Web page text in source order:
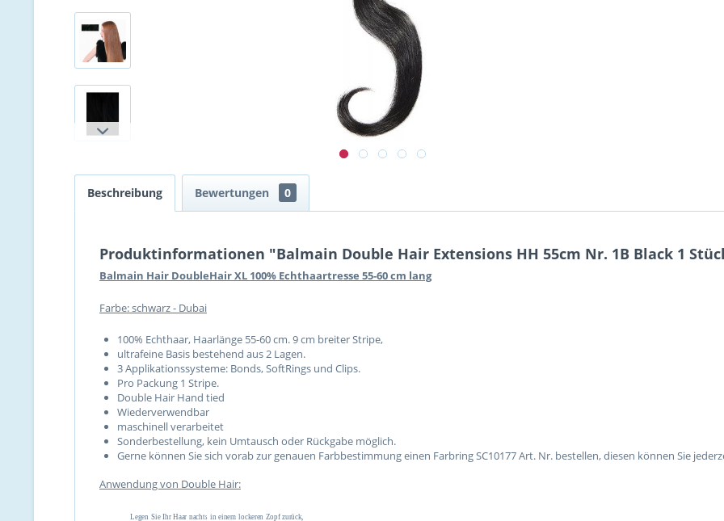
Beschreibung Bewertungen 0
Produktinformationen "Balmain Double Hair Extensions HH 55cm Nr. 1B Black 1
Balmain Hair DoubleHair XL 100% Echthaartresse 55-60 cm lang
Farbe: schwarz - Dubai
100% Echthaar, Haarlänge 55-60 cm. 9 cm breiter Stripe,
ultrafeine Basis bestehend aus 2 Lagen.
3 Applikationssysteme: Bonds, SoftRings und Clips.
Pro Packung 1 Stripe.
Double Hair Hand tied
Wiederverwendbar
maschinell verarbeitet
Sonderbestellung, kein Umtausch oder Rückgabe möglich.
Gerne können Sie sich vorab zur genauen Farbbestimmung einen Farbring SC10177 Art. Nr. bestellen, diesen können Sie
Anwendung von Double Hair:
Legen Sie Ihr Haar nachts in einem lockeren Zopf zurück,